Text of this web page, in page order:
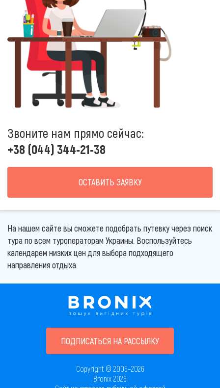
Звоните нам прямо сейчас:
+38 (044) 344-21-38
ОСТАВИТЬ ЗАЯВКУ
На нашем сайте вы сможете подобрать путевку через поиск
тура по всем туроператорам Украины. Воспользуйтесь
календарем низких цен для выбора подходящего
направления отдыха.
ПОДПИСАТЬСЯ НА РАССЫЛКУ
Copyright © 2005–2026
Bronix 2026